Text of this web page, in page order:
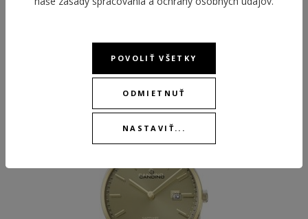
ODPORÚČANÉ PRODUKTY
POVOLIŤ VŠETKY
ODMIETNUŤ
NASTAVIŤ...